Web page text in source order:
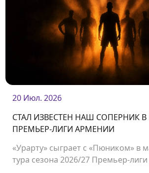
20 Июл. 2026
СТАЛ ИЗВЕСТЕН НАШ СОПЕРНИК
ПРЕМЬЕР-ЛИГИ АРМЕНИИ
«Урарту» сыграет с «Пюником» в
тура сезона 2026/27 Премьер-